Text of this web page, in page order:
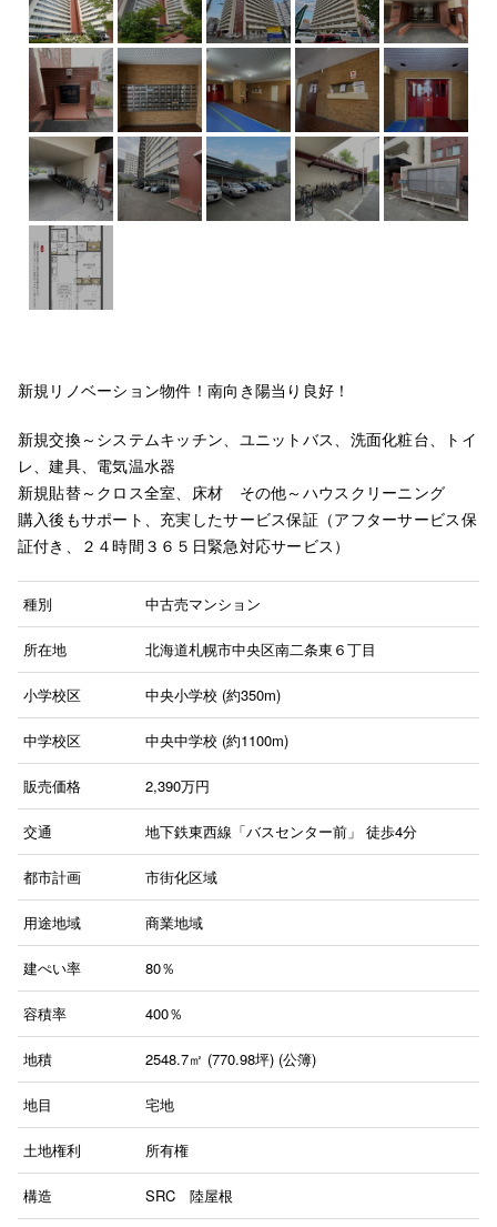
新規リノベーション物件！南向き陽当り良好！
新規交換～システムキッチン、ユニットバス、洗面化粧台、トイ
レ、建具、電気温水器
新規貼替～クロス全室、床材 その他～ハウスクリーニング
購入後もサポート、充実したサービス保証（アフターサービス保
証付き、２４時間３６５日緊急対応サービス）
種別 中古売マンション
所在地 北海道札幌市中央区南二条東６丁目
小学校区 中央小学校 (約350m)
中学校区 中央中学校 (約1100m)
販売価格 2,390万円
交通 地下鉄東西線「バスセンター前」 徒歩4分
都市計画 市街化区域
用途地域 商業地域
建ぺい率 80％
容積率 400％
地積 2548.7㎡ (770.98坪) (公簿)
地目 宅地
土地権利 所有権
構造 SRC 陸屋根